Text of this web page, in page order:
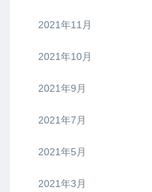
2021年11月
2021年10月
2021年9月
2021年7月
2021年5月
2021年3月